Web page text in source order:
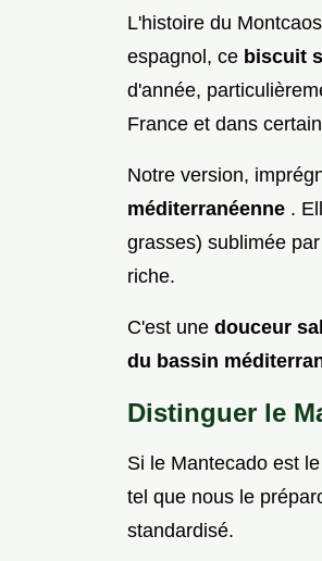
L'histoire du
espagnol, ce biscuit
d'année,
France et dans
Notre version,
méditerranéenne .
grasses) sublimée
riche.
C'est une douceur
du bassin
Distinguer le
Si le Mantecado est
tel que nous le
standardisé.